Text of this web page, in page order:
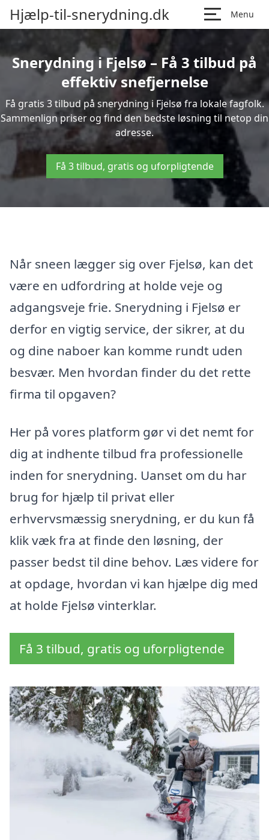
Hjælp-til-snerydning.dk Menu
Snerydning i Fjelsø – Få 3 tilbud på
effektiv snefjernelse
Få gratis 3 tilbud på snerydning i Fjelsø fra lokale fagfolk.
Sammenlign priser og find den bedste løsning til netop din
adresse.
Få 3 tilbud, gratis og uforpligtende
Når sneen lægger sig over Fjelsø, kan det
være en udfordring at holde veje og
adgangsveje frie. Snerydning i Fjelsø er
derfor en vigtig service, der sikrer, at du
og dine naboer kan komme rundt uden
besvær. Men hvordan finder du det rette
firma til opgaven?
Her på vores platform gør vi det nemt for
dig at indhente tilbud fra professionelle
inden for snerydning. Uanset om du har
brug for hjælp til privat eller
erhvervsmæssig snerydning, er du kun få
klik væk fra at finde den løsning, der
passer bedst til dine behov. Læs videre for
at opdage, hvordan vi kan hjælpe dig med
at holde Fjelsø vinterklar.
Få 3 tilbud, gratis og uforpligtende